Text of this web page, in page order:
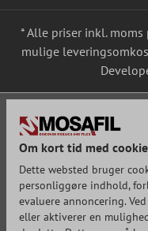
* Alle priser inkl. moms
mulige
Om kort tid med
Dette websted bruger
personliggøre indhold,
evaluere annoncering.
eller aktiverer en